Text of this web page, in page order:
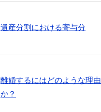
遺産分割における寄与分
離婚するにはどのような理
か？